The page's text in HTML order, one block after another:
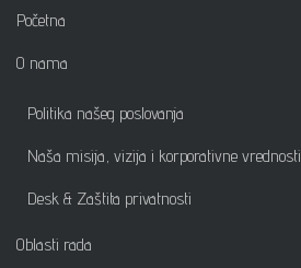
Početna
O nama
Politika našeg poslovanja
Naša misija, vizija i korporativne vrednosti
Desk & Zaštita privatnosti
Oblasti rada